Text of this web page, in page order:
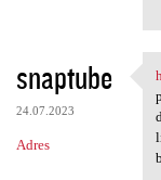
snaptube
24.07.2023
Adres